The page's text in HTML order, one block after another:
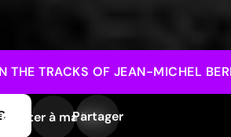
THE TRACKS OF JEAN-MICHEL
Ajouter à ma liste
Partager